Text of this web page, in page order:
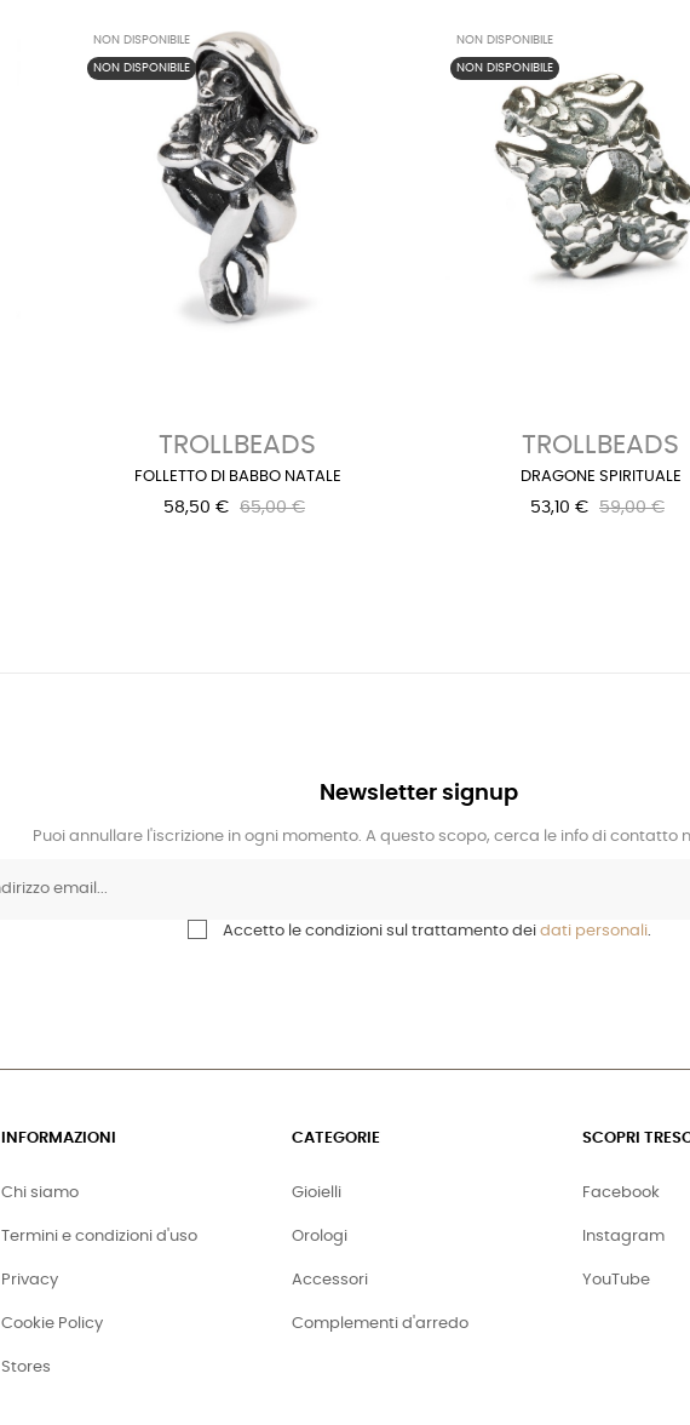
NON DISPONIBILE
NON DISPONIBILE
TROLLBEADS
FOLLETTO DI BABBO NATALE
58,50 € 65,00 €
NON DISPONIBILE
NON DISPONIBILE
TROLLBEADS
DRAGONE SPIRITUALE
53,10 € 59,00 €
Newsletter signup
Puoi annullare l'iscrizione in ogni momento. A questo scopo, cerca le info di contatto
Accetto le condizioni sul trattamento dei dati personali.
INFORMAZIONI
Chi siamo
Termini e condizioni d'uso
Privacy
Cookie Policy
Stores
CATEGORIE
Gioielli
Orologi
Accessori
Complementi d'arredo
SCOPRI
Facebook
Instagram
YouTube